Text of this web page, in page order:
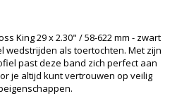
King 29 x 2.30" / 58-622 mm - zwart
wedstrijden als toertochten. Met zijn
past deze band zich perfect aan
je altijd kunt vertrouwen op veilig